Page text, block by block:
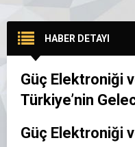
HABER DETAYI
Güç Elektroniği
Türkiye’nin
Güç Elektroniği